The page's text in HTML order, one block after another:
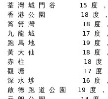
荃 灣 城 門 谷      15 度 ，
香 港 公 園         18 度 ，
筲 箕 灣            18 度 ，
九 龍 城            17 度 ，
跑 馬 地            19 度 ，
黃 大 仙            18 度 ，
赤 柱               18 度
觀 塘               17 度
深 水 埗            16 度 ，
啟 德 跑 道 公 園   19 度 ，